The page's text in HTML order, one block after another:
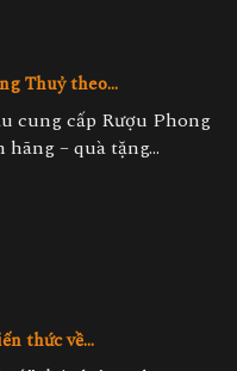
Thuỷ theo...
cung cấp Rượu Phong
– quà tặng...
thức về...